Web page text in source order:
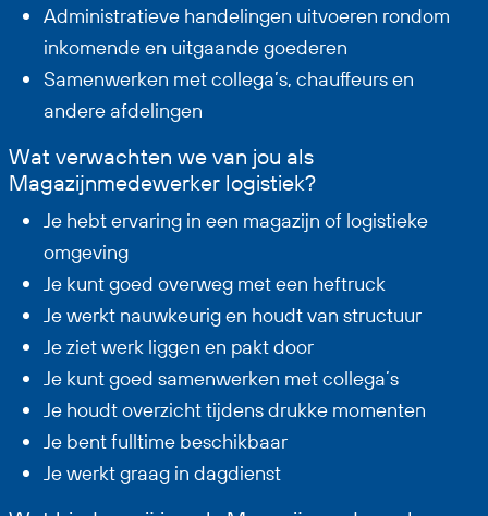
Administratieve handelingen uitvoeren rondom
inkomende en uitgaande goederen
Samenwerken met collega’s, chauffeurs en
andere afdelingen
Wat verwachten we van jou als
Magazijnmedewerker logistiek?
Je hebt ervaring in een magazijn of logistieke
omgeving
Je kunt goed overweg met een heftruck
Je werkt nauwkeurig en houdt van structuur
Je ziet werk liggen en pakt door
Je kunt goed samenwerken met collega’s
Je houdt overzicht tijdens drukke momenten
Je bent fulltime beschikbaar
Je werkt graag in dagdienst